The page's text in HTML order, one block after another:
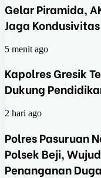
Gelar Piramida,
Jaga
5 menit ago
Kapolres Gresik
Dukung
2 hari ago
Polres Pasuruan
Polsek Beji,
Penanganan